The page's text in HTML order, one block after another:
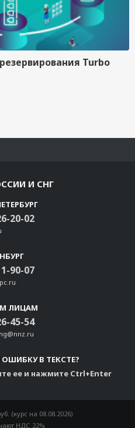
Turbo
И СНГ
20-02
90-07
ЛИЦАМ
45-54
В ТЕКСТЕ?
ее и нажмите Ctrl+Enter
(курс на 08.08.2026)
НДС 22%